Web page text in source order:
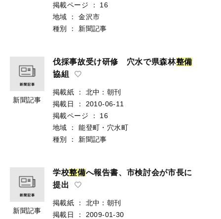
掲載ページ
：
16
地域
：
金沢市
種別
： 新聞記事
新聞記事
伐採事故受け研修 穴水で県森林整備
協組
掲載紙 ：
北中：朝刊
掲載日
：
2010-06-11
掲載ページ
：
16
地域
：
能登町・穴水町
種別
： 新聞記事
新聞記事
学校整備へ報告書、市検討会が市長に
提出
掲載紙 ：
北中：朝刊
掲載日
：
2009-01-30